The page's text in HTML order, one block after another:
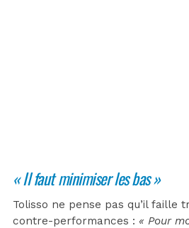
« Il faut minimiser les bas »
Tolisso ne pense pas qu’il faille
contre-performances : « Pour